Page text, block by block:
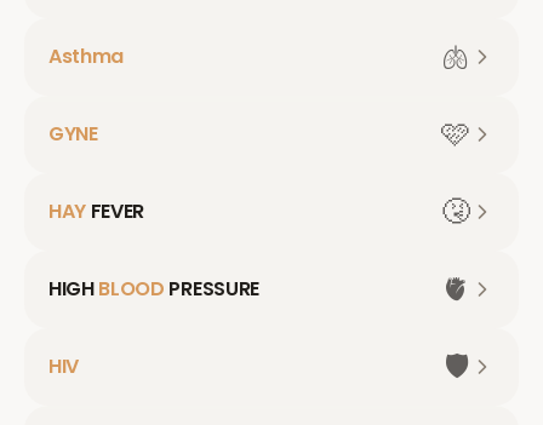
Asthma 🫁
GYNE 🩷
HAY FEVER 🤧
HIGHBLOOD PRESSURE 🫀
HIV
🛡️